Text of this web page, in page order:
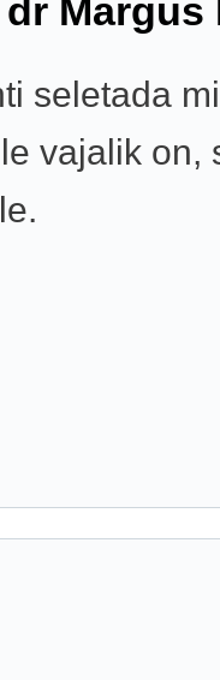
Margus
seletada
vajalik on,